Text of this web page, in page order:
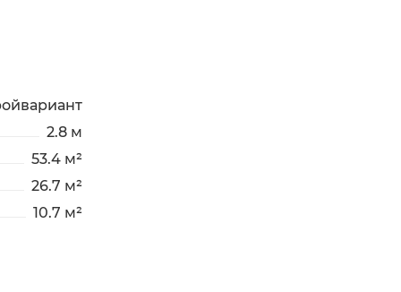
2.8 м
53.4 м²
26.7 м²
10.7 м²